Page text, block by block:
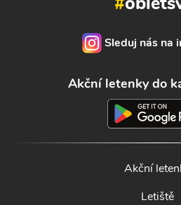
Sleduj nás na
Akční letenky do
Akční
Letiště